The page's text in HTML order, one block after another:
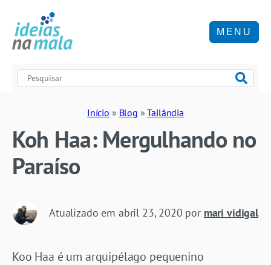
MENU
Início » Blog »Tailândia
Koh Haa: Mergulhando no
Paraíso
Atualizado em abril 23, 2020 por mari vidigal
Koo Haa é um arquipélago pequenino